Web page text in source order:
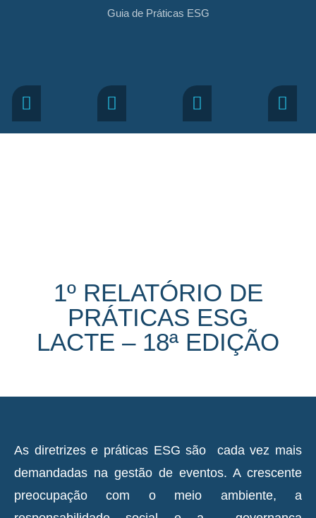
Guia de Práticas ESG
1º RELATÓRIO DE
PRÁTICAS ESG
LACTE – 18ª EDIÇÃO
As diretrizes e práticas ESG são cada vez mais
demandadas na gestão de eventos. A crescente
preocupação com o meio ambiente, a